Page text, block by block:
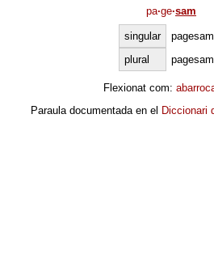
pa·ge·sam
singular
pagesam
plural
Flexionat com:
Paraula documentada en el Diccionari